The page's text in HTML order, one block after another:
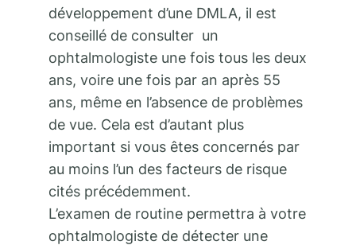
développement d’une DMLA, il est
conseillé de consulter un
ophtalmologiste une fois tous les deux
ans, voire une fois par an après 55
ans, même en l’absence de problèmes
de vue. Cela est d’autant plus
important si vous êtes concernés par
au moins l’un des facteurs de risque
cités précédemment.
L’examen de routine permettra à votre
ophtalmologiste de détecter une